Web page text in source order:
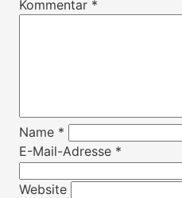
Kommentar *
Name *
E-Mail-Adresse *
Website